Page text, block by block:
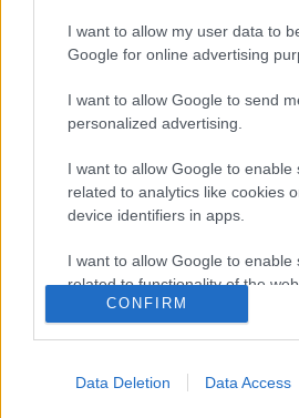
I want to allow my user data to
Google for online advertising
I want to allow Google to send
personalized advertising.
I want to allow Google to enable
related to analytics like cookies
device identifiers in apps.
I want to allow Google to enable
related to functionality of the
I want to allow Google to enable
I want to allow Google to enable
CONFIRM
Data Deletion Data Access
Διαβάστε ακόμη
μεγάλη φωτιά τη
έδιωχνε - «Πέρασε
Κυνήγι χρόνου στα
καταγγέλλουν
βγαίνουν και
Σοκ στο Μεξικό:
ζωντανή μετάδοση -
κεφάλι
Παιδιά ζούσαν για
μυστηριώδης
λίγο πριν